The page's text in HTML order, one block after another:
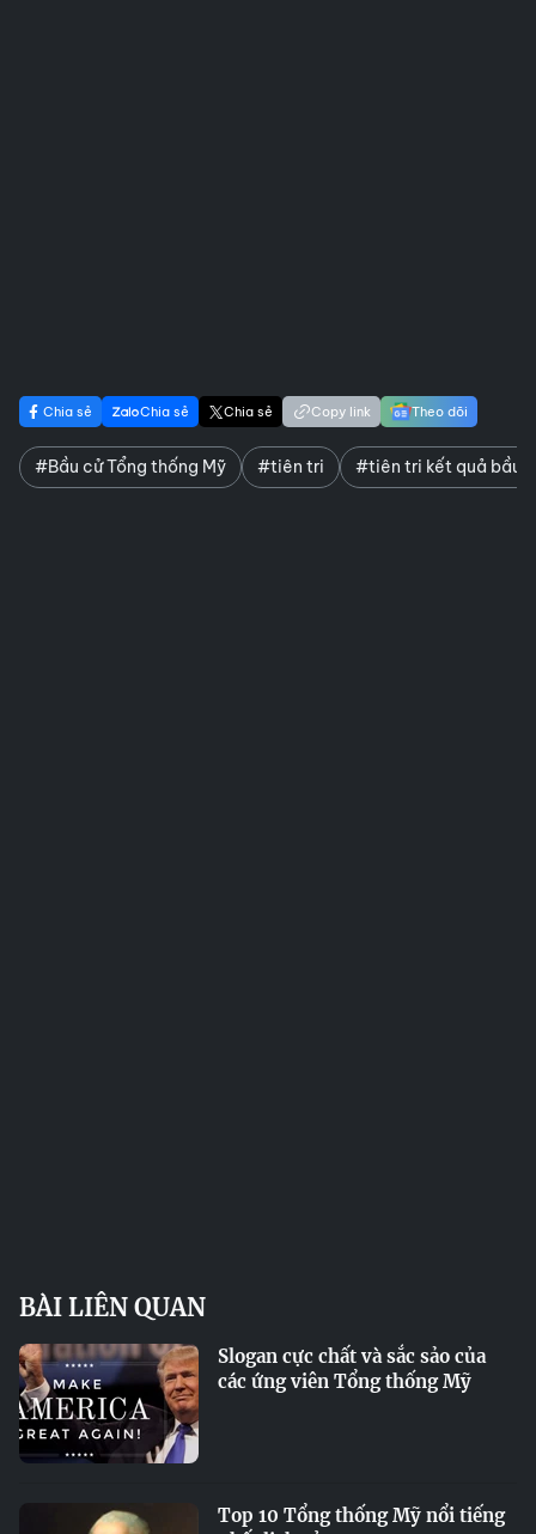
Chia sẻ Chia sẻ Chia sẻ Copy link Theo dõi
#Bầu cử Tổng thống Mỹ #tiên tri #tiên tri kết quả bầu
BÀI LIÊN QUAN
Slogan cực chất và sắc sảo của
các ứng viên Tổng thống Mỹ
Top 10 Tổng thống Mỹ nổi tiếng